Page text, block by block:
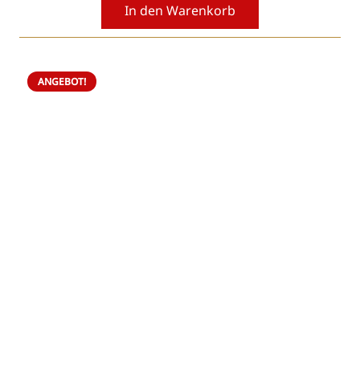
In den Warenkorb
ANGEBOT!